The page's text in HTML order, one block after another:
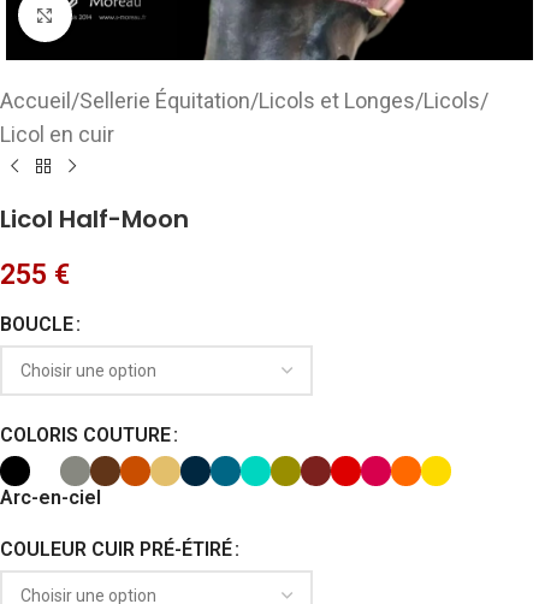
Cliquez pour agrandir
Accueil /Sellerie Équitation/Licols et Longes/Licols/
Licol en cuir
Licol Half-Moon
255 €
BOUCLE
COLORIS COUTURE
Arc-en-ciel
COULEUR CUIR PRÉ-ÉTIRÉ